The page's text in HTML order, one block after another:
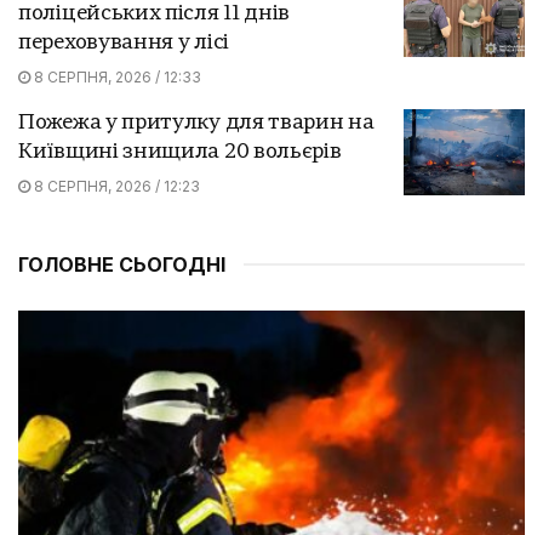
поліцейських після 11 днів
переховування у лісі
8 СЕРПНЯ, 2026 / 12:33
Пожежа у притулку для тварин на
Київщині знищила 20 вольєрів
8 СЕРПНЯ, 2026 / 12:23
ГОЛОВНЕ СЬОГОДНІ